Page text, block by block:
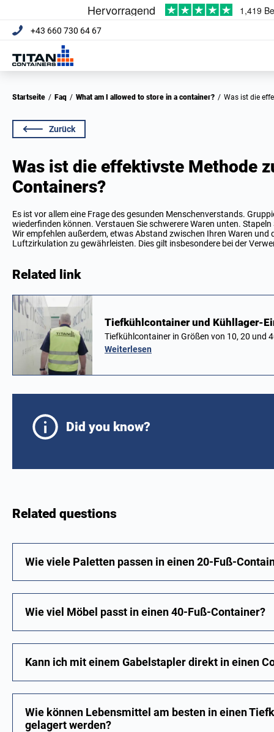
+43 660 730 64 67
Startseite / Faq / What am I allowed to store in a container? / Was ist die
Zurück
Was ist die effektivste Methode
Containers?
Es ist vor allem eine Frage des gesunden Menschenverstands.
wiederfinden können. Verstauen Sie schwerere Waren unten.
Wir empfehlen außerdem, etwas Abstand zwischen Ihren Waren und
Luftzirkulation zu gewährleisten. Dies gilt insbesondere bei der
Related link
Tiefkühlcontainer und Kühllager-
Tiefkühlcontainer in Größen von 10, 20 und
Weiterlesen
Did you know?
Related questions
Wie viele Paletten passen in einen 20-Fuß-
Wie viel Möbel passt in einen 40-Fuß-Container?
Kann ich mit einem Gabelstapler direkt in einen
Wie können Lebensmittel am besten in einen
gelagert werden?